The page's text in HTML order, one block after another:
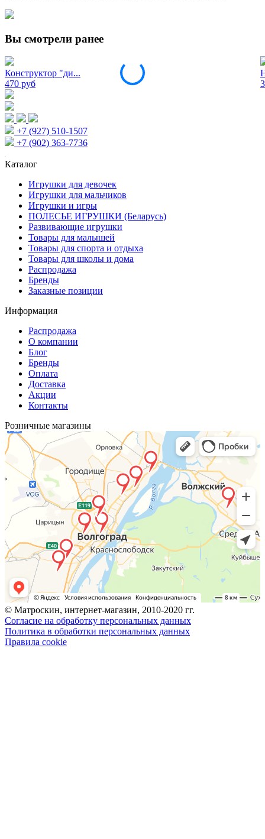
Вы смотрели ранее
Конструктор "ди...
470 руб
+7 (927) 510-1507
+7 (902) 363-7736
Каталог
Игрушки для девочек
Игрушки для мальчиков
Игрушки и игры
ПОЛЕСЬЕ ИГРУШКИ (Беларусь)
Развивающие игрушки
Товары для малышей
Товары для спорта и отдыха
Товары для школы и дома
Распродажа
Бренды
Заказные позиции
Информация
Распродажа
О компании
Блог
Бренды
Оплата
Доставка
Акции
Контакты
Розничные магазины
© Матроскин, интернет-магазин, 2010-2020 гг.
Согласие на обработку персональных данных
Политика в обработки персональных данных
Правила cookie